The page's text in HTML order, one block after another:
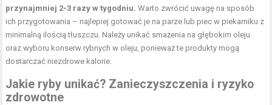
przynajmniej 2-3 razy w tygodniu. Warto zwrócić uwagę na sposób
ich przygotowania – najlepiej gotować je na parze lub piec w piekarniku z
minimalną ilością tłuszczu. Należy unikać smażenia na głębokim oleju
oraz wyboru konserw rybnych w oleju, ponieważ te produkty mogą
dostarczać niezdrowe kalorie.
Jakie ryby unikać? Zanieczyszczenia i ryzyko
zdrowotne